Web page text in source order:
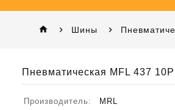
home Шины
Пневматическая MFL 437
Производитель:
MRL